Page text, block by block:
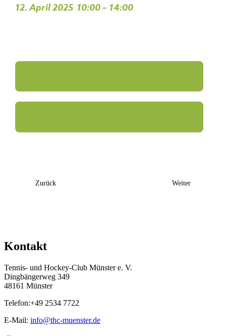
12. April 2025 10:00– 14:00
Navigation
Zurück Weiter
Kontakt
Tennis- und Hockey-Club Münster e. V.
Dingbängerweg 349
48161 Münster
Telefon:+49 2534 7722
E-Mail: info@thc-muenster.de